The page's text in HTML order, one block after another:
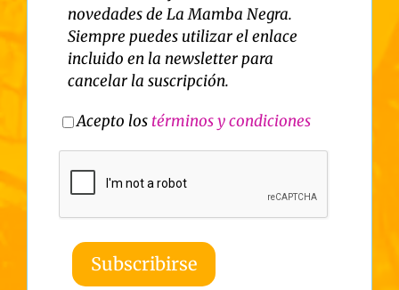
novedades de La Mamba Negra.
Siempre puedes utilizar el enlace
incluido en la newsletter para
cancelar la suscripción.
Acepto los términos y condiciones